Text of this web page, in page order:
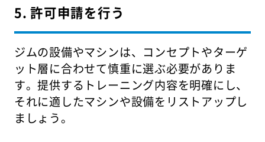
5. 許可申請を行う
ジムの設備やマシンは、コンセプトやターゲ
ット層に合わせて慎重に選ぶ必要がありま
す。提供するトレーニング内容を明確にし、
それに適したマシンや設備をリストアップし
ましょう。